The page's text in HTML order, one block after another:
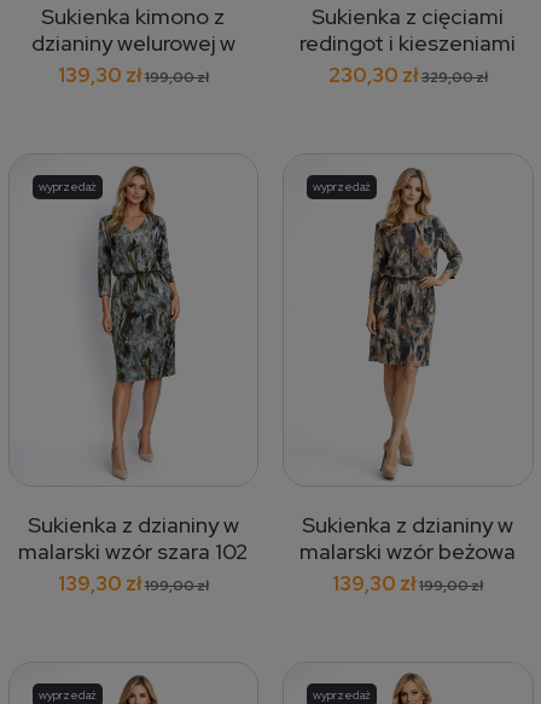
Sukienka kimono z
dzianiny welurowej w
paski 476
139,30 zł199,00 zł
Sukienka z cięciami
redingot i kieszeniami
granatowa 362
230,30 zł329,00 zł
Sukienka z dzianiny w
malarski wzór szara 102
139,30 zł199,00 zł
wyprzedaż
Sukienka z dzianiny w
malarski wzór beżowa
103
139,30 zł199,00 zł
wyprzedaż
wyprzedaż wyprzedaż